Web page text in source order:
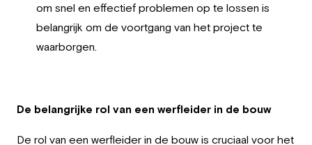
om snel en effectief problemen op te lossen is
belangrijk om de voortgang van het project te
waarborgen.
De belangrijke rol van een werfleider in de bouw
De rol van een werfleider in de bouw is cruciaal voor het